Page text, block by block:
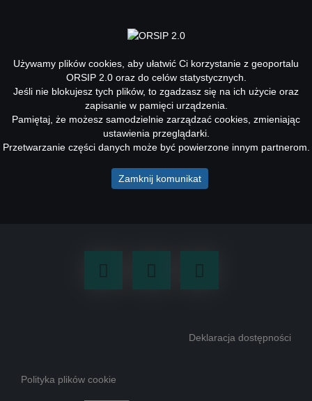
Nowe dane w aplikacji Marszałkowski
Konkurs
W aplikacji Marszałkowski Konkurs "Inicjatywa Sołecka" zostały
Deklaracja dostępności
Polityka plików cookie
Używamy plików cookies, aby ułatwić Ci korzystanie z geoportalu
ORSIP 2.0 oraz do celów statystycznych.
Jeśli nie blokujesz tych plików, to zgadzasz się na ich użycie oraz
zapisanie w pamięci urządzenia.
Pamiętaj, że możesz samodzielnie zarządzać cookies, zmieniając
ustawienia przeglądarki.
Przetwarzanie części danych może być powierzone innym partnerom.
Zamknij komunikat